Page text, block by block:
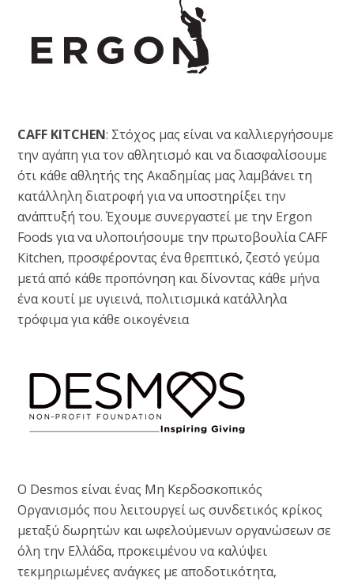
CAFF KITCHEN: Στόχος μας είναι να καλλιεργήσουμε
την αγάπη για τον αθλητισμό και να διασφαλίσουμε
ότι κάθε αθλητής της Ακαδημίας μας λαμβάνει τη
κατάλληλη διατροφή για να υποστηρίξει την
ανάπτυξή του. Έχουμε συνεργαστεί με την Ergon
Foods για να υλοποιήσουμε την πρωτοβουλία CAFF
Kitchen, προσφέροντας ένα θρεπτικό, ζεστό γεύμα
μετά από κάθε προπόνηση και δίνοντας κάθε μήνα
ένα κουτί με υγιεινά, πολιτισμικά κατάλληλα
τρόφιμα για κάθε οικογένεια
Ο Desmos είναι ένας Μη Κερδοσκοπικός
Οργανισμός που λειτουργεί ως συνδετικός κρίκος
μεταξύ δωρητών και ωφελούμενων οργανώσεων σε
όλη την Ελλάδα, προκειμένου να καλύψει
τεκμηριωμένες ανάγκες με αποδοτικότητα,